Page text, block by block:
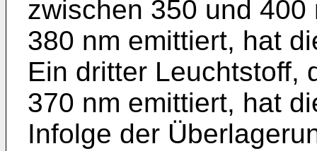
zwischen 350 und
380 nm emittiert, hat
Ein dritter Leuchtstoff,
370 nm emittiert, hat
Infolge der